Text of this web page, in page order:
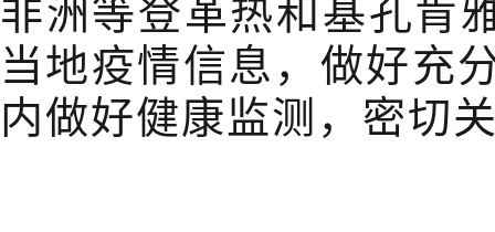
非洲等登革热和基孔肯
当地疫情信息，做好充
内做好健康监测，密切